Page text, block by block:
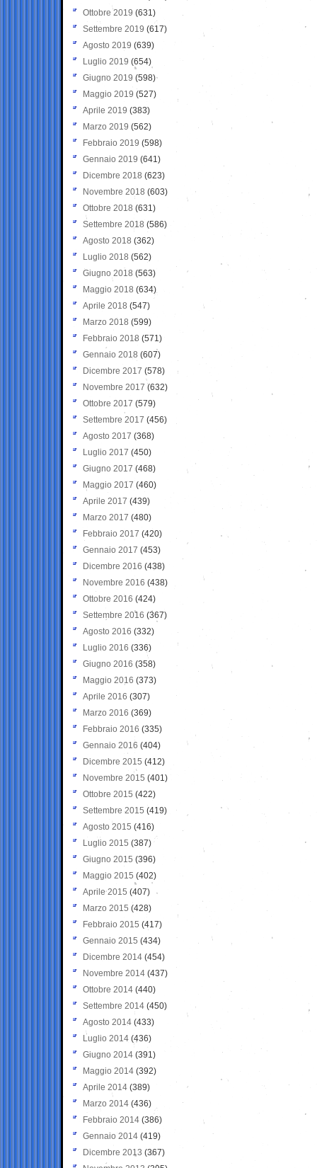
Ottobre 2019 (631)
Settembre 2019 (617)
Agosto 2019 (639)
Luglio 2019 (654)
Giugno 2019 (598)
Maggio 2019 (527)
Aprile 2019 (383)
Marzo 2019 (562)
Febbraio 2019 (598)
Gennaio 2019 (641)
Dicembre 2018 (623)
Novembre 2018 (603)
Ottobre 2018 (631)
Settembre 2018 (586)
Agosto 2018 (362)
Luglio 2018 (562)
Giugno 2018 (563)
Maggio 2018 (634)
Aprile 2018 (547)
Marzo 2018 (599)
Febbraio 2018 (571)
Gennaio 2018 (607)
Dicembre 2017 (578)
Novembre 2017 (632)
Ottobre 2017 (579)
Settembre 2017 (456)
Agosto 2017 (368)
Luglio 2017 (450)
Giugno 2017 (468)
Maggio 2017 (460)
Aprile 2017 (439)
Marzo 2017 (480)
Febbraio 2017 (420)
Gennaio 2017 (453)
Dicembre 2016 (438)
Novembre 2016 (438)
Ottobre 2016 (424)
Settembre 2016 (367)
Agosto 2016 (332)
Luglio 2016 (336)
Giugno 2016 (358)
Maggio 2016 (373)
Aprile 2016 (307)
Marzo 2016 (369)
Febbraio 2016 (335)
Gennaio 2016 (404)
Dicembre 2015 (412)
Novembre 2015 (401)
Ottobre 2015 (422)
Settembre 2015 (419)
Agosto 2015 (416)
Luglio 2015 (387)
Giugno 2015 (396)
Maggio 2015 (402)
Aprile 2015 (407)
Marzo 2015 (428)
Febbraio 2015 (417)
Gennaio 2015 (434)
Dicembre 2014 (454)
Novembre 2014 (437)
Ottobre 2014 (440)
Settembre 2014 (450)
Agosto 2014 (433)
Luglio 2014 (436)
Giugno 2014 (391)
Maggio 2014 (392)
Aprile 2014 (389)
Marzo 2014 (436)
Febbraio 2014 (386)
Gennaio 2014 (419)
Dicembre 2013 (367)